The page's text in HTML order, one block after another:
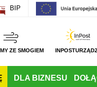
rozmiar czcionki
BIP
ZE SMOGIEM
DLA BIZNESU